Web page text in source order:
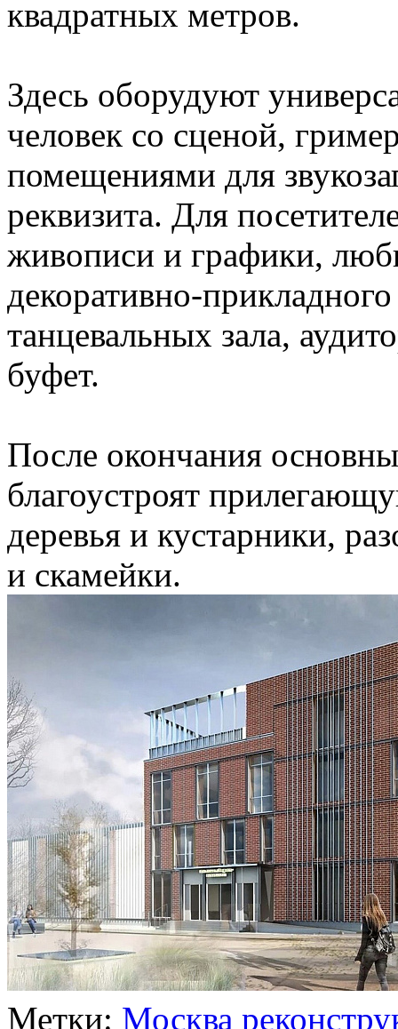
квадратных метров.
Здесь оборудуют
человек со сценой,
помещениями для
реквизита. Для
живописи и графики,
декоративно-
танцевальных зала,
буфет.
После окончания
благоустроят
деревья и кустарники,
и скамейки.
Метки: Москва